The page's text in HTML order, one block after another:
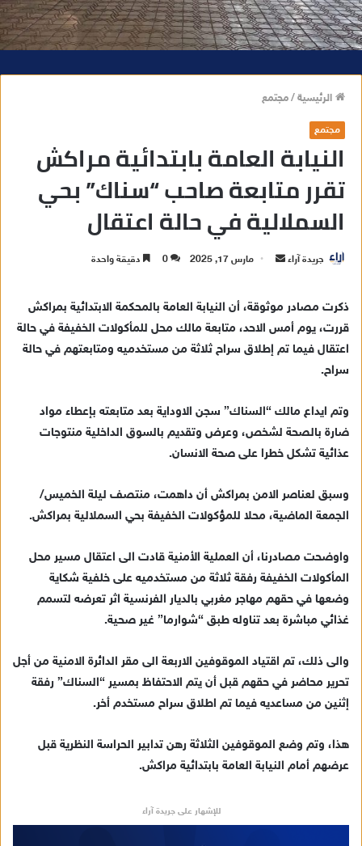
الرئيسية/مجتمع
مجتمع
النيابة العامة بابتدائية مراكش
تقرر متابعة صاحب “سناك” بحي
السملالية في حالة اعتقال
جريدة آراء
ب
ر
ا
إ
ل
ت
ر
مارس 17, 2025 0 دقيقة واحدة
ذكرت مصادر موثوقة، أن النيابة العامة بالمحكمة الابتدائية بمراكش
قررت، يوم أمس الاحد، متابعة مالك محل للمأكولات الخفيفة في حالة
اعتقال فيما تم إطلاق سراح ثلاثة من مستخدميه ومتابعتهم في حالة
سراح.
وتم ايداع مالك “السناك” سجن الاوداية بعد متابعته بإعطاء مواد
ضارة بالصحة لشخص، وعرض وتقديم بالسوق الداخلية منتوجات
عذائية تشكل خطرا على صحة الانسان.
وسبق لعناصر الامن بمراكش أن داهمت، منتصف ليلة الخميس/
الجمعة الماضية، محلا للمؤكولات الخفيفة بحي السملالية بمراكش.
واوضحت مصادرنا، أن العملية الأمنية قادت الى اعتقال مسير محل
المأكولات الخفيفة رفقة ثلاثة من مستخدميه على خلفية شكاية
وضعها في حقهم مهاجر مغربي بالديار الفرنسية اثر تعرضه لتسمم
غذائي مباشرة بعد تناوله طبق “شوارما” غير صحية.
والى ذلك، تم اقتياد الموقوفين الاربعة الى مقر الدائرة الامنية من أجل
تحرير محاضر في حقهم قبل أن يتم الاحتفاظ بمسير “السناك” رفقة
إثنين من مساعديه فيما تم اطلاق سراح مستخدم أخر.
هذا، وتم وضع الموقوفين الثلاثة رهن تدابير الحراسة النظرية قبل
عرضهم أمام النيابة العامة بابتدائية مراكش.
للإشهار على جريدة آراء